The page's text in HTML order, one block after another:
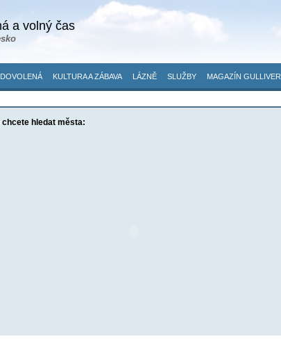
a volný čas
KULTURA A ZÁBAVA LÁZNĚ SLUŽBY MAGAZÍN GULLIVER
hledat města: